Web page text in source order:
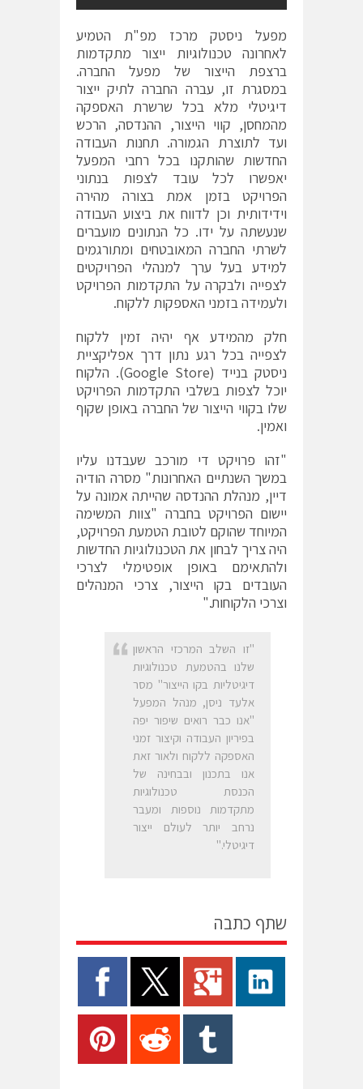
מפעל ניסטק מרכז מפ"ת הטמיע
לאחרונה טכנולוגיות ייצור מתקדמות
ברצפת הייצור של מפעל החברה.
במסגרת זו, עברה החברה לתיק ייצור
דיגיטלי מלא בכל שרשרת האספקה
מהמחסן, קווי הייצור, ההנדסה, הרכש
ועד לתוצרת הגמורה. תחנות העבודה
החדשות שהותקנו בכל רחבי המפעל
יאפשרו לכל עובד לצפות בנתוני
הפרויקט בזמן אמת בצורה מהירה
וידידותית וכן לדווח את ביצוע העבודה
שנעשתה על ידו. כל הנתונים מועברים
לשרתי החברה המאובטחים ומתורגמים
למידע בעל ערך למנהלי הפרויקטים
לצפייה ולבקרה על התקדמות הפרויקט
ולעמידה בזמני האספקות ללקוח.
חלק מהמידע אף יהיה זמין ללקוח
לצפייה בכל רגע נתון דרך אפליקציית
ניסטק בנייד (Google Store). הלקוח
יוכל לצפות בשלבי התקדמות הפרויקט
שלו בקווי הייצור של החברה באופן שקוף
ואמין.
"זהו פרויקט די מורכב שעבדנו עליו
במשך השנתיים האחרונות" מסרה הודיה
דיין, מנהלת ההנדסה שהייתה אמונה על
יישום הפרויקט בחברה "צוות המשימה
המיוחד שהוקם לטובת הטמעת הפרויקט,
היה צריך לבחון את הטכנולוגיות החדשות
ולהתאימם באופן אופטימלי לצרכי
העובדים בקו הייצור, צרכי המנהלים
וצרכי הלקוחות."
"זו השלב המרכזי הראשון
שלנו בהטמעת טכנולוגיות
דיגיטליות בקו הייצור" מסר
אלעד ניסן, מנהל המפעל
"אנו כבר רואים שיפור יפה
בפיריון העבודה וקיצור זמני
האספקה ללקוח ולאור זאת
אנו בתכנון ובבחינה של
הכנסת טכנולוגיות
מתקדמות נוספות ומעבר
נרחב יותר לעולם ייצור
דיגיטלי."
שתף כתבה